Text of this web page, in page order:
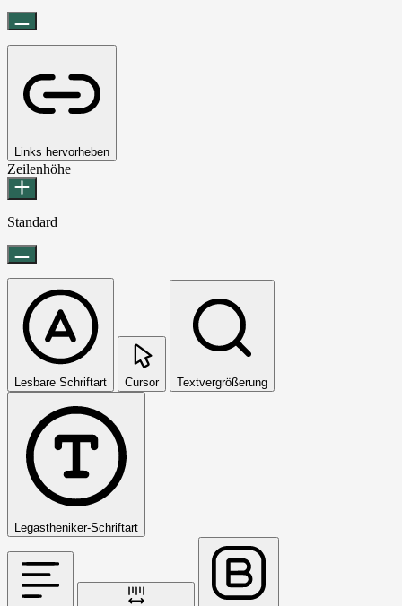
Links hervorheben
Zeilenhöhe
Standard
Lesbare Schriftart Cursor Textvergrößerung
Legastheniker-Schriftart